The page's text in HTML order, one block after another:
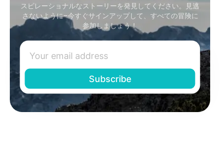
スピレーショナルなストーリーを発見してください。見逃
さないように–今すぐサインアップして、すべての冒険に
参加しましょう！